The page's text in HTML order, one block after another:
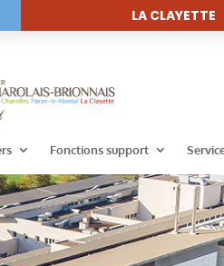
LA CLAYETTE
Fonctions support